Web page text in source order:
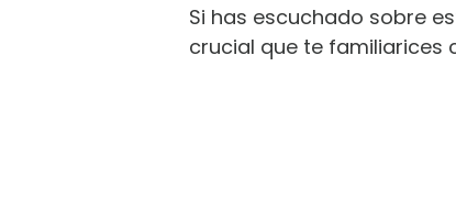
Si has escuchado sobre
crucial que te familiarices